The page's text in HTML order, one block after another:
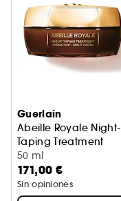
Guerlain
Abeille Royale Night-
Taping Treatment
Crema de noche
50 ml
171,00 €
Sin opiniones